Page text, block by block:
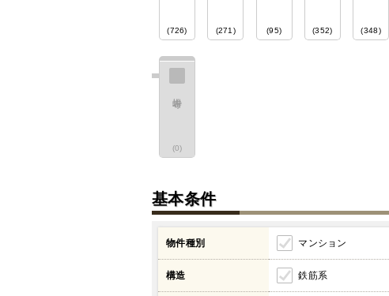
(726) (271) (95) (352) (348)
(0)
基本条件
物件種別 マンション
構造 鉄筋系